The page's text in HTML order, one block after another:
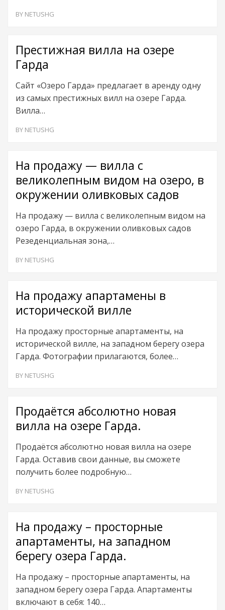
BY NETUSHG
Престижная вилла на озере
Гарда
Сайт «Озеро Гарда» предлагает в аренду одну
из самых престижных вилл на озере Гарда.
Вилла…
BY NETUSHG
На продажу — вилла с
великолепным видом на озеро, в
окружении оливковых садов
На продажу — вилла с великолепным видом на
озеро Гарда, в окружении оливковых садов
Резеденциальная зона,…
BY NETUSHG
На продажу апартамены в
исторической вилле
На продажу просторные апартаменты, на
исторической вилле, на западном берегу озера
Гарда. Фотографии прилагаются, более…
BY NETUSHG
Продаётся абсолютно новая
вилла на озере Гарда.
Продаётся абсолютно новая вилла на озере
Гарда. Оставив свои данные, вы сможете
получить более подробную…
BY NETUSHG
На продажу – просторные
апартаменты, на западном
берегу озера Гарда.
На продажу – просторные апартаменты, на
западном берегу озера Гарда. Апартаменты
включают в себя: 140…